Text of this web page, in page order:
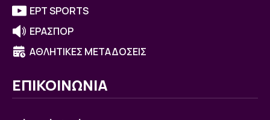
ΕΡΤ SPORTS
ΕΡΑΣΠΟΡ
ΑΘΛΗΤΙΚΕΣ ΜΕΤΑΔΟΣΕΙΣ
ΕΠΙΚΟΙΝΩΝΙΑ